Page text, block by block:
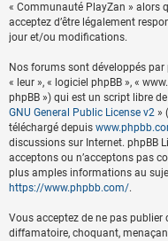
« Communauté PlayZan » alors
acceptez d’être légalement
jour et/ou modifications.
Nos forums sont développés par
« leur », « logiciel phpBB », «
phpBB ») qui est un script libre
GNU General Public License v2 »
téléchargé depuis
discussions sur Internet. phpBB
acceptons ou n’acceptons pas
plus amples informations au
https://www.phpbb.com/.
Vous acceptez de ne pas publier
diffamatoire, choquant,